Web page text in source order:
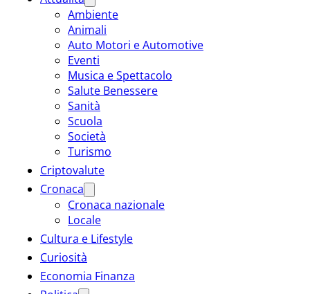
Ambiente
Animali
Auto Motori e Automotive
Eventi
Musica e Spettacolo
Salute Benessere
Sanità
Scuola
Società
Turismo
Criptovalute
Cronaca
Cronaca nazionale
Locale
Cultura e Lifestyle
Curiosità
Economia Finanza